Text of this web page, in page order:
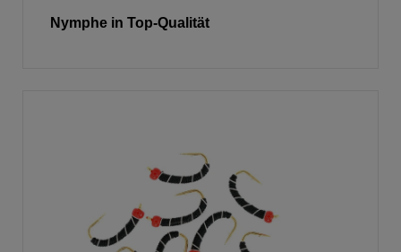
Nymphe in Top-Qualität